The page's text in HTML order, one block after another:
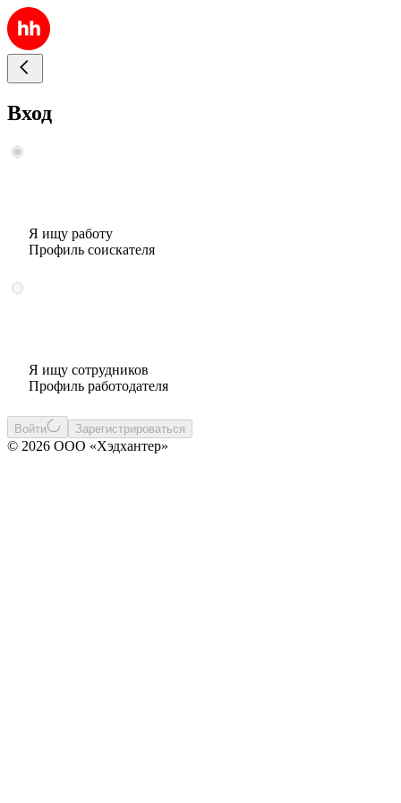
Вход
Я ищу работу
Профиль соискателя
Я ищу сотрудников
Профиль работодателя
Войти Зарегистрироваться
© 2026 ООО «Хэдхантер»